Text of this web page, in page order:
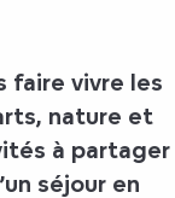
faire vivre les
nature et
à partager
séjour en